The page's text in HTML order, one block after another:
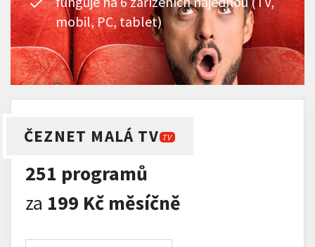
mobil, PC, tablet)
ČEZNET MALÁ TV TV
251 programů
za 199 Kč měsíčně